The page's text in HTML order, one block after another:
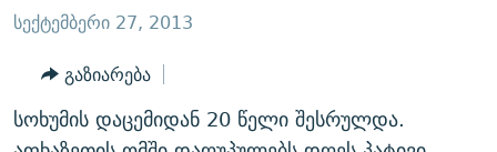
დაბრუნება
ძიებაზე
დაბრუნება
ᲔᲙᲝᲜᲝᲛᲘᲙᲐ
ᲡᲐᲖᲝᲒᲐᲓᲝᲔᲑᲐ
ᲡᲞᲝᲠᲢᲘ
ᲑᲚᲝᲒᲔᲑᲘ
ᲞᲝᲓᲙᲐᲡᲢᲔᲑᲘ
ᲜᲘᲙᲝᲡ ᲞᲝᲓᲙᲐᲡᲢᲘ
ᲗᲐᲕᲘᲡᲣᲤᲚᲔᲑᲘᲡ ᲛᲝᲜᲘᲢᲝᲠᲘ
ᲗᲥᲕᲔᲜᲘ ᲞᲣᲑᲚᲘᲙᲐᲪᲘᲔᲑᲘ
სექტემბერი 27, 2013
გაზიარება
სოხუმის დაცემიდან 20 წელი შესრულდა.